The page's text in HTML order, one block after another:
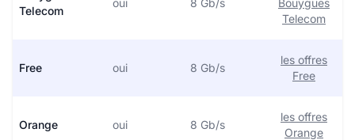
Telecom
oui 8 Gb/s
Bouygues
Telecom
Free oui 8 Gb/s
les offres
Free
Orange oui 8 Gb/s
les offres
Orange